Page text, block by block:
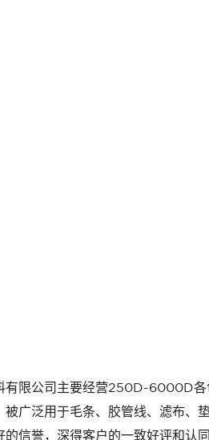
有限公司 主要经营250D-6000D各
被广泛用于毛条、胶管线、滤布、
的信誉，深得客户的一致好评和认